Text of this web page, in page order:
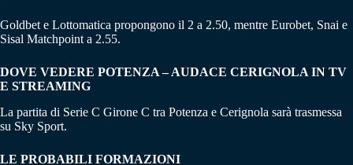
Goldbet e Lottomatica propongono il 2 a 2.50, mentre Eurobet, Snai e
Sisal Matchpoint a 2.55.
DOVE VEDERE POTENZA – AUDACE CERIGNOLA IN TV
E STREAMING
La partita di Serie C Girone C tra Potenza e Cerignola sarà trasmessa
su Sky Sport.
LE PROBABILI FORMAZIONI